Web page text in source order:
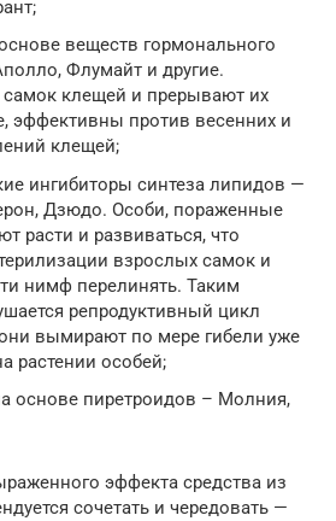
веществ гормонального
Флумайт и другие.
самок клещей и прерывают их
эффективны против весенних и
клещей;
ингибиторы синтеза липидов —
Дзюдо. Особи, пораженные
расти и развиваться, что
взрослых самок и
нимф перелинять. Таким
репродуктивный цикл
вымирают по мере гибели уже
растении особей;
основе пиретроидов – Молния,
эффекта средства из
сочетать и чередовать —